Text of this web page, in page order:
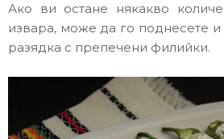
Ако ви остане някакво
извара, може да го поднесете и
разядка с препечени филийки.